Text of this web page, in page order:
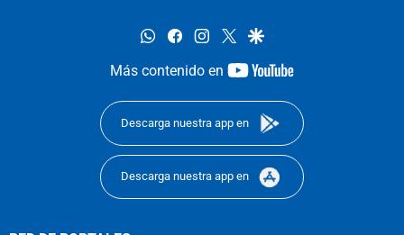
whatsappfacebookinstagram
twittergoogle
Más contenido en
youtube-
Descarga nuestra app en
Descarga nuestra app en